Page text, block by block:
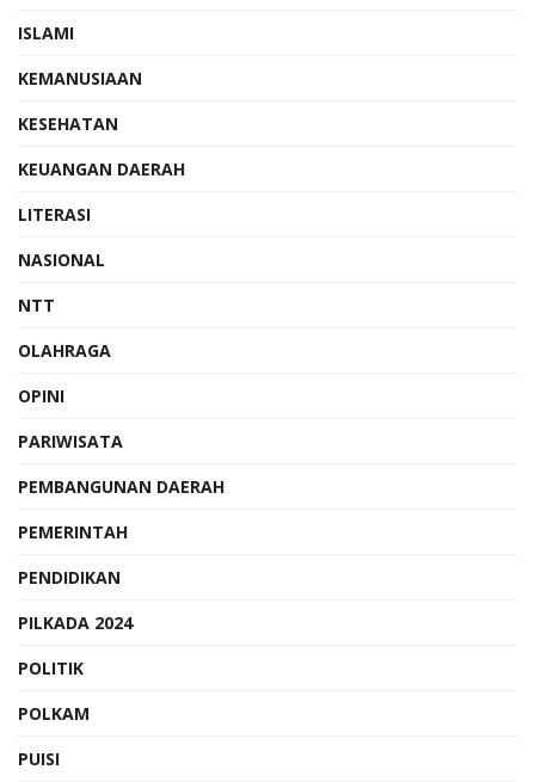
ISLAMI
KEMANUSIAAN
KESEHATAN
KEUANGAN DAERAH
LITERASI
NASIONAL
NTT
OLAHRAGA
OPINI
PARIWISATA
PEMBANGUNAN DAERAH
PEMERINTAH
PENDIDIKAN
PILKADA 2024
POLITIK
POLKAM
PUISI